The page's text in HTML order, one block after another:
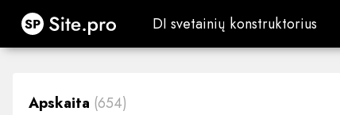
Site.pro DI svetainių konstruktorius
DI svetainių konstruktorius
Apskaita (654)